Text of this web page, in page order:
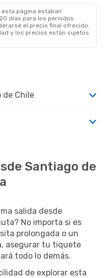
página estaban
días para los periodos
el precio final ofrecido.
y los precios están sujetos
de Chile
Santiago de
salida desde
No importa si es
prolongada o un
asegurar tu tiquete
todo lo demás.
de explorar esta